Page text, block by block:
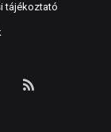
tájékoztató
TikTok